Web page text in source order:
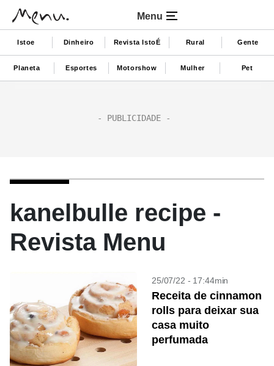
Menu
Istoe Dinheiro Revista IstoÉ Rural Gente
Planeta Esportes Motorshow Mulher Pet
kanelbulle recipe -
Revista Menu
25/07/22 - 17:44min
Receita de cinnamon
rolls para deixar sua
casa muito
perfumada